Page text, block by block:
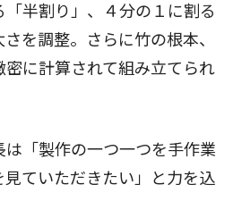
半割り」、４分の１に割る
さを調整。さらに竹の根本、
に計算されて組み立てられ
「製作の一つ一つを手作業
ていただきたい」と力を込